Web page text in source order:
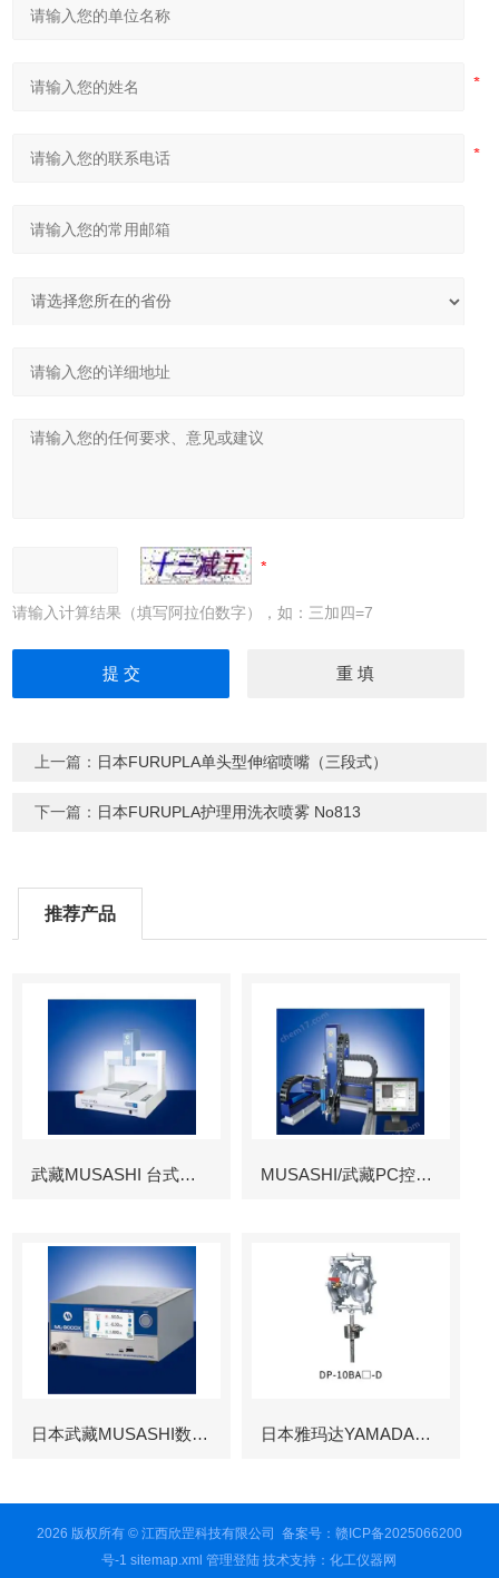
请输入计算结果（填写阿拉伯数字），如：三加四=7
上一篇： 日本FURUPLA单头型伸缩喷嘴（三段式）
下一篇： 日本FURUPLA护理用洗衣喷雾 No813
推荐产品
武藏MUSASHI 台式涂布机械臂 MUSASHI/武藏PC控制图像识别机械臂
日本武藏MUSASHI数字控制点胶机 日本雅玛达YAMADA往复泵
2026 版权所有 © 江西欣罡科技有限公司 备案号：赣ICP备2025066200
号-1 sitemap.xml 管理登陆 技术支持：化工仪器网